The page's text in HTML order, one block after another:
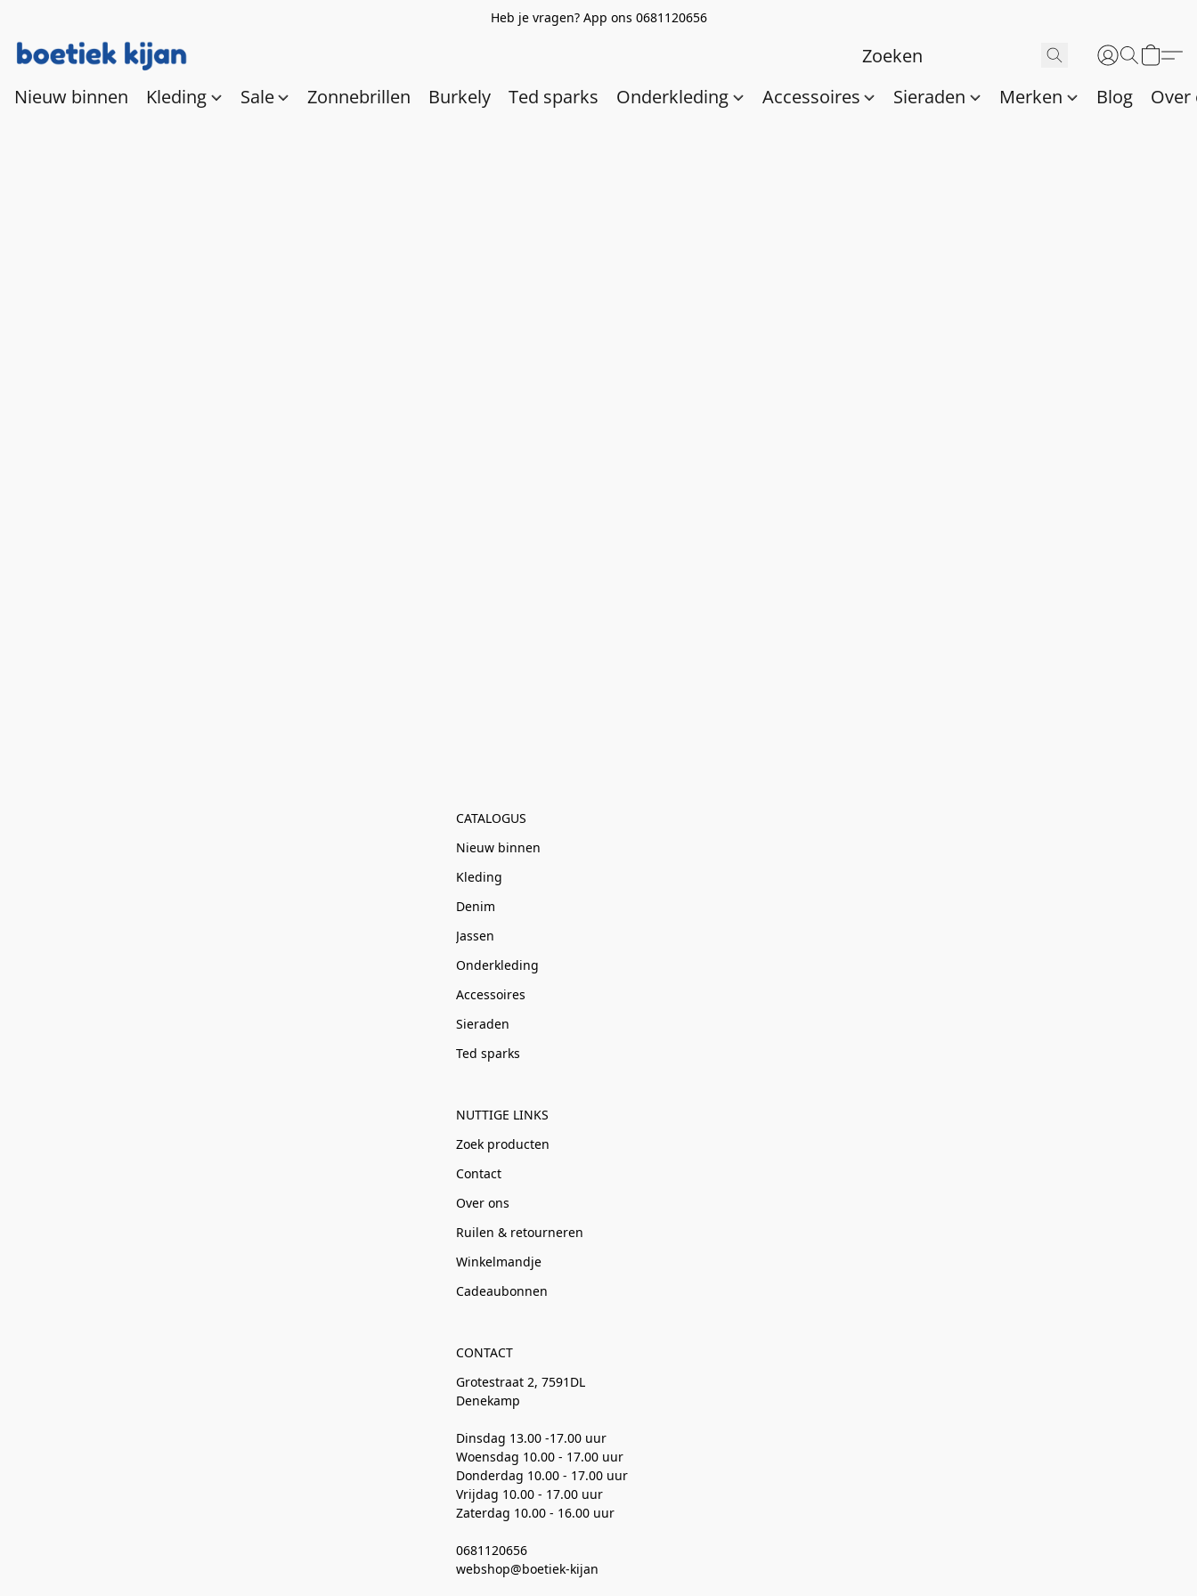
Heb je vragen? App ons 0681120656
Nieuw binnen Kleding Sale Zonnebrillen Burkely Ted sparks Onderkleding Accessoires Sieraden Merken Blog Over
CATALOGUS
Nieuw binnen
Kleding
Denim
Jassen
Onderkleding
Accessoires
Sieraden
Ted sparks
NUTTIGE LINKS
Zoek producten
Contact
Over ons
Ruilen & retourneren
Winkelmandje
Cadeaubonnen
CONTACT
Grotestraat 2, 7591DL
Denekamp
Dinsdag 13.00 -17.00 uur
Woensdag 10.00 - 17.00 uur
Donderdag 10.00 - 17.00 uur
Vrijdag 10.00 - 17.00 uur
Zaterdag 10.00 - 16.00 uur
0681120656
webshop@boetiek-kijan